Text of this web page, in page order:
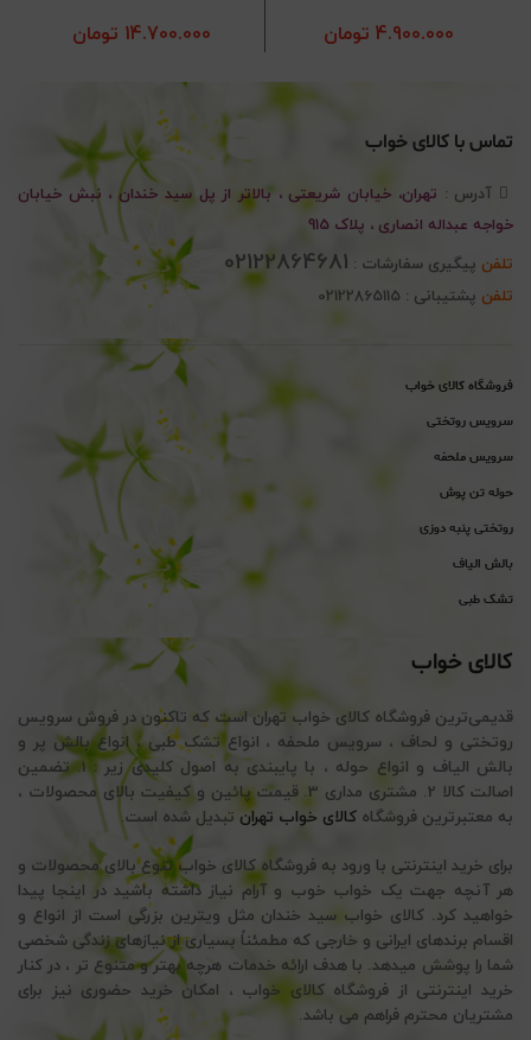
4.900.000 تومان
14.700.000 تومان
تماس با کالای خواب
آدرس : تهران، خیابان شریعتی ، بالاتر از پل سید خندان ، نبش خیابان
خواجه عبداله انصاری ، پلاک 915
تلفن پیگیری سفارشات : 02122864681
تلفن پشتیبانی : 02122865115
فروشگاه کالای خواب
سرویس روتختی
سرویس ملحفه
حوله تن پوش
روتختی پنبه دوزی
بالش الیاف
تشک طبی
کالای خواب
قدیمی‌ترین فروشگاه کالای خواب تهران است که تاکنون در فروش سرویس
روتختی و لحاف ، سرویس ملحفه ، انواع تشک طبی ، انواع بالش پر و
بالش الیاف و انواع حوله ، با پایبندی به اصول کلیدی زیر : 1. تضمین
اصالت کالا 2. مشتری مداری 3. قیمت پائین و کیفیت بالای محصولات ،
به معتبرترین فروشگاه کالای خواب تهران تبدیل شده است.
برای خرید اینترنتی با ورود به فروشگاه کالای خواب تنوع بالای محصولات و
هر آنچه جهت یک خواب خوب و آرام نیاز داشته باشید در اینجا پیدا
خواهید کرد. کالای خواب سید خندان مثل ویترین بزرگی است از انواع و
اقسام برندهای ایرانی و خارجی که مطمئناً بسیاری از نیازهای زندگی شخصی
شما را پوشش میدهد. با هدف ارائه خدمات هرچه بهتر و متنوع تر ، در کنار
خرید اینترنتی از فروشگاه کالای خواب ، امکان خرید حضوری نیز برای
مشتریان محترم فراهم می باشد.